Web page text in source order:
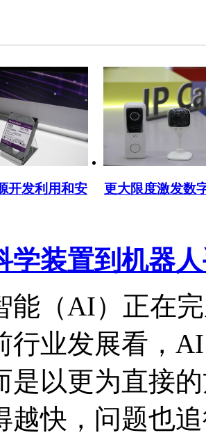
开发利用和安
更大限度激发数
学装置到机器
能（AI）正在
行业发展看，
是以更为直接
越快，问题也